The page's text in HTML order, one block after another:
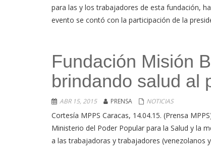
para las y los trabajadores de esta fundación,
evento se contó con la participación de la
Fundación Misión
brindando salud al
ABR 15, 2015 PRENSA NOTICIAS
Cortesía MPPS Caracas, 14.04.15. (Prensa
Ministerio del Poder Popular para la Salud y la
a las trabajadoras y trabajadores (venezolanos